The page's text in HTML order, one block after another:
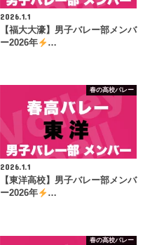
2026.1.1
【福大大濠】男子バレー部メンバ
ー2026年
…
春の高校バレー
2026.1.1
【東洋高校】男子バレー部メンバ
ー2026年
…
春の高校バレー